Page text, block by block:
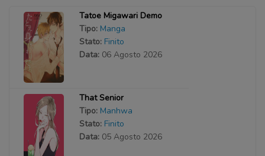
Tatoe Migawari Demo
Tipo: Manga
Stato: Finito
Data: 06 Agosto 2026
That Senior
Tipo: Manhwa
Stato: Finito
Data: 05 Agosto 2026